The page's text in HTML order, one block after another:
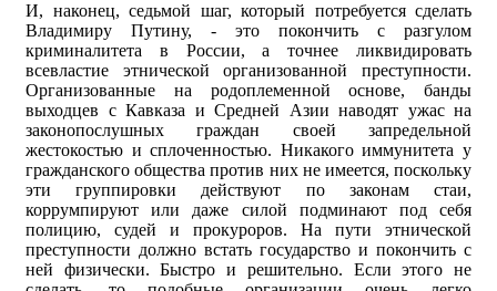
И, наконец, седьмой шаг, который потребуется сделать
Владимиру Путину, - это покончить с разгулом
криминалитета в России, а точнее ликвидировать
всевластие этнической организованной преступности.
Организованные на родоплеменной основе, банды
выходцев с Кавказа и Средней Азии наводят ужас на
законопослушных граждан своей запредельной
жестокостью и сплоченностью. Никакого иммунитета у
гражданского общества против них не имеется, поскольку
эти группировки действуют по законам стаи,
коррумпируют или даже силой подминают под себя
полицию, судей и прокуроров. На пути этнической
преступности должно встать государство и покончить с
ней физически. Быстро и решительно. Если этого не